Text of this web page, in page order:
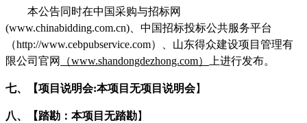
本公告同时在中国采购与招标网
(www.chinabidding.com.cn) 、中国招标投标公共服务平台
（http://www.cebpubservice.com）
山东得众建设项目管理有
限公司官网
（www.shandongdezhong.com） 上进行发布。
七、 【项目说明会:本项目无项目说明会】
八、 【踏勘 ： 本项目无踏勘】